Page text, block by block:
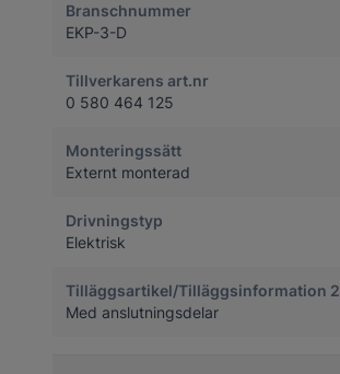
Branschnummer
EKP-3-D
Tillverkarens art.nr
0 580 464 125
Monteringssätt
Externt monterad
Drivningstyp
Elektrisk
Tilläggsartikel/Tilläggsinformation 2
Med anslutningsdelar